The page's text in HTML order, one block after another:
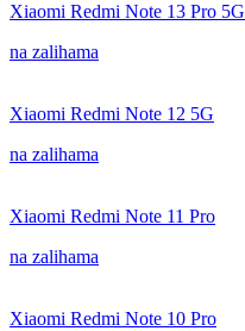
Xiaomi Redmi Note 13 Pro 5G
na zalihama
Xiaomi Redmi Note 12 5G
na zalihama
Xiaomi Redmi Note 11 Pro
na zalihama
Xiaomi Redmi Note 10 Pro